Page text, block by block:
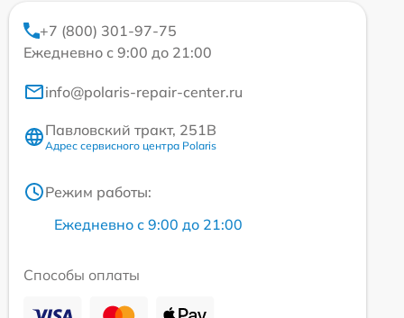
+7 (800) 301-97-75
Ежедневно с 9:00 до 21:00
info@polaris-repair-center.ru
Павловский тракт, 251В
Адрес сервисного центра Polaris
Режим работы:
Ежедневно с 9:00 до 21:00
Способы оплаты